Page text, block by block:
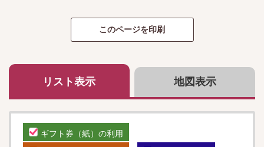
リスト表示 地図表示
ギフト券（紙）の利用